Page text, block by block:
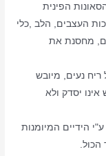
הפינית
העצבים, הלב ,כלי
מחסנת את
ריח נעים, מיובש
יסדק ולא
הידיים המיומנות